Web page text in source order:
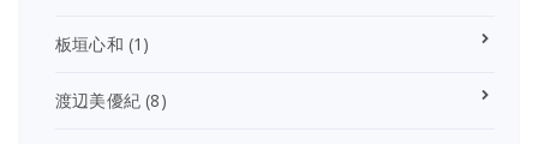
板垣心和 (1)
渡辺美優紀 (8)